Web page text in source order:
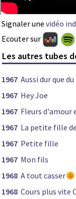
Signaler une vidéo
Ecouter sur
Les autres tubes
1967 Aussi dur que
1967 Hey Joe
1967 Fleurs
1967 La petite fille
1967 Petite fille
1967 Mon fils
1968 A tout casser
1968 Cours plus vite